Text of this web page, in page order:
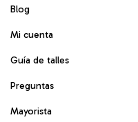
Blog
Mi cuenta
Guía de talles
Preguntas
Mayorista